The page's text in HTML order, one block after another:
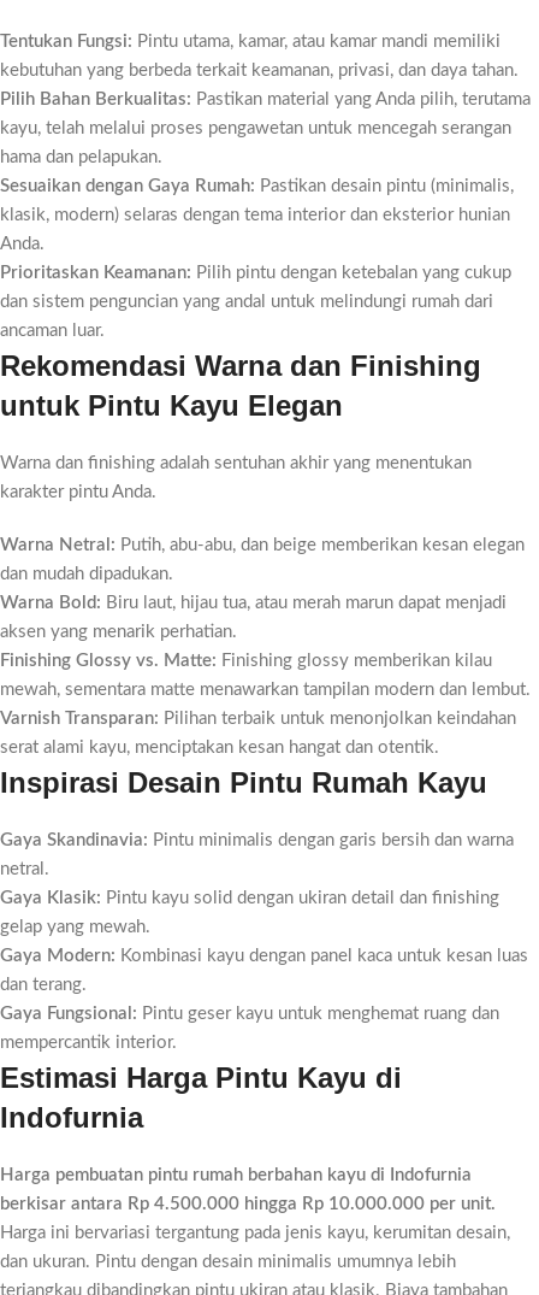
Tentukan Fungsi: Pintu utama, kamar, atau kamar mandi memiliki
kebutuhan yang berbeda terkait keamanan, privasi, dan daya tahan.
Pilih Bahan Berkualitas: Pastikan material yang Anda pilih, terutama
kayu, telah melalui proses pengawetan untuk mencegah serangan
hama dan pelapukan.
Sesuaikan dengan Gaya Rumah: Pastikan desain pintu (minimalis,
klasik, modern) selaras dengan tema interior dan eksterior hunian
Anda.
Prioritaskan Keamanan: Pilih pintu dengan ketebalan yang cukup
dan sistem penguncian yang andal untuk melindungi rumah dari
ancaman luar.
Rekomendasi Warna dan Finishing
untuk Pintu Kayu Elegan
Warna dan finishing adalah sentuhan akhir yang menentukan
karakter pintu Anda.
Warna Netral: Putih, abu-abu, dan beige memberikan kesan elegan
dan mudah dipadukan.
Warna Bold: Biru laut, hijau tua, atau merah marun dapat menjadi
aksen yang menarik perhatian.
Finishing Glossy vs. Matte: Finishing glossy memberikan kilau
mewah, sementara matte menawarkan tampilan modern dan lembut.
Varnish Transparan: Pilihan terbaik untuk menonjolkan keindahan
serat alami kayu, menciptakan kesan hangat dan otentik.
Inspirasi Desain Pintu Rumah Kayu
Gaya Skandinavia: Pintu minimalis dengan garis bersih dan warna
netral.
Gaya Klasik: Pintu kayu solid dengan ukiran detail dan finishing
gelap yang mewah.
Gaya Modern: Kombinasi kayu dengan panel kaca untuk kesan luas
dan terang.
Gaya Fungsional: Pintu geser kayu untuk menghemat ruang dan
mempercantik interior.
Estimasi Harga Pintu Kayu di
Indofurnia
Harga pembuatan pintu rumah berbahan kayu di Indofurnia
berkisar antara Rp 4.500.000 hingga Rp 10.000.000 per unit.
Harga ini bervariasi tergantung pada jenis kayu, kerumitan desain,
dan ukuran. Pintu dengan desain minimalis umumnya lebih
terjangkau dibandingkan pintu ukiran atau klasik. Biaya tambahan